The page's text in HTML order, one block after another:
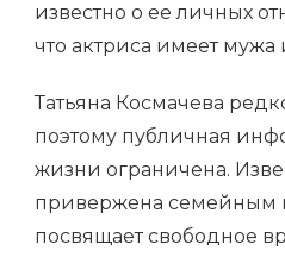
известно о ее личных
что актриса имеет мужа
Татьяна Космачева
поэтому публичная
жизни ограничена.
привержена семейным
посвящает свободное